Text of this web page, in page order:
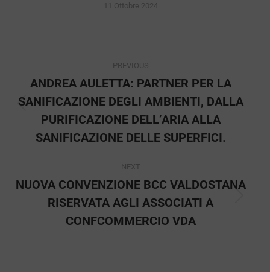
11 Ottobre 2024
navigation
PREVIOUS
post:
ANDREA AULETTA: PARTNER PER LA
SANIFICAZIONE DEGLI AMBIENTI, DALLA
PURIFICAZIONE DELL’ARIA ALLA
SANIFICAZIONE DELLE SUPERFICI.
NEXT
Next
post:
NUOVA CONVENZIONE BCC VALDOSTANA
RISERVATA AGLI ASSOCIATI A
CONFCOMMERCIO VDA